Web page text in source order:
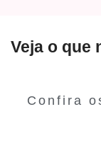
Veja o que
Confira